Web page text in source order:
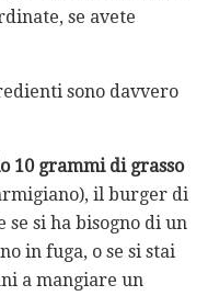
se avete
sono davvero
10 grammi di grasso
il burger di
si ha bisogno di un
in fuga, o se si stai
a mangiare un